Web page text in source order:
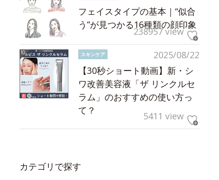
フェイスタイプの基本｜“似合
う”が見つかる16種類の顔印象
238957 view
2025/08/22
スキンケア
【30秒ショート動画】新・シ
ワ改善美容液「ザ リンクルセ
ラム」のおすすめの使い方っ
て？
5411 view
カテゴリで探す